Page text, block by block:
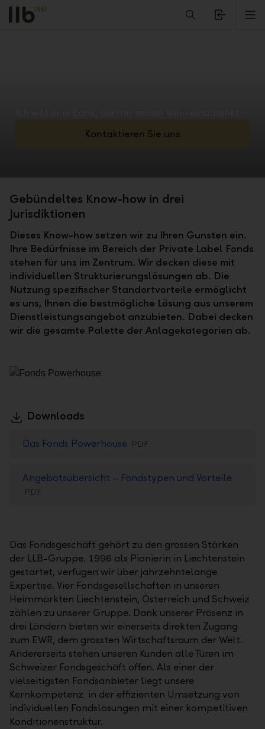
Alerts.Headline
Kontaktieren Sie uns
Gebündeltes Know-how in drei
Jurisdiktionen
Dieses Know-how setzen wir zu Ihren Gunsten ein.
Ihre Bedürfnisse im Bereich der Private Label Fonds
stehen für uns im Zentrum. Wir decken diese mit
individuellen Strukturierungslösungen ab. Die
Nutzung spezifischer Standortvorteile ermöglicht
es uns, Ihnen die bestmögliche Lösung aus unserem
Dienstleistungsangebot anzubieten. Dabei decken
wir die gesamte Palette der Anlagekategorien ab.
Downloads
Das Fonds Powerhouse PDF
Angebotsübersicht – Fondstypen und Vorteile
PDF
Das Fondsgeschäft gehört zu den grossen Stärken
der LLB-Gruppe. 1996 als Pionierin in Liechtenstein
gestartet, verfügen wir über jahrzehntelange
Expertise. Vier Fondsgesellschaften in unseren
Heimmärkten Liechtenstein, Österreich und Schweiz
zählen zu unserer Gruppe. Dank unserer Präsenz in
drei Ländern bieten wir einerseits direkten Zugang
zum EWR, dem grössten Wirtschaftsraum der Welt.
Andererseits stehen unseren Kunden alle Türen im
Schweizer Fondsgeschäft offen. Als einer der
vielseitigsten Fondsanbieter liegt unsere
Kernkompetenz in der effizienten Umsetzung von
individuellen Fondslösungen mit einer kompetitiven
Konditionenstruktur.